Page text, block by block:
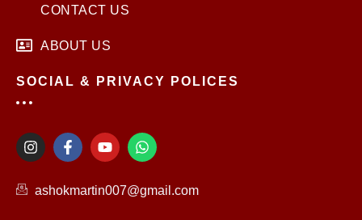
CONTACT US
ABOUT US
SOCIAL & PRIVACY POLICES
I
n
a
F
a
b
Y
o
t
u
W
h
s
ashokmartin007@gmail.com